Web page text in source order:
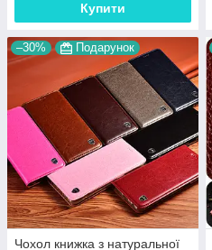
Купити
–30% Подарунок
Чохол книжка з натуральної